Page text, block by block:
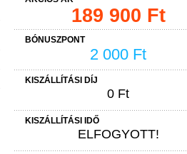
189 900 Ft
BÓNUSZPONT
2 000 Ft
KISZÁLLÍTÁSI DÍJ
0 Ft
KISZÁLLÍTÁSI IDŐ
ELFOGYOTT!